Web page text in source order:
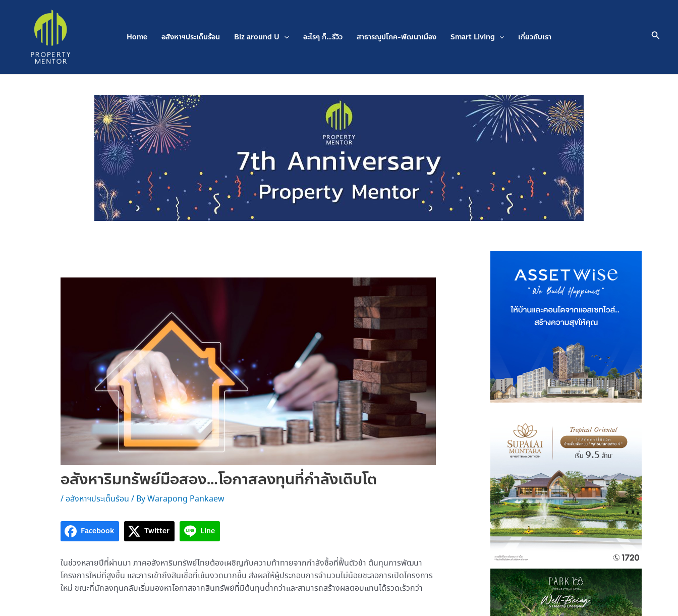
Home อสังหาฯประเด็นร้อน Biz around U อะไรๆ ก็…รีวิว สาธารณูปโภค-พัฒนาเมือง Smart Living เกี่ยวกับเรา
อสังหาริมทรัพย์มือสอง…โอกาสลงทุนที่กำลังเติบโต
/ อสังหาฯประเด็นร้อน / ByWarapong Pankaew
Facebook Twitter Line
ในช่วงหลายปีที่ผ่านมา ภาคอสังหาริมทรัพย์ไทยต้องเผชิญกับความท้าทายจากกำลังซื้อที่ฟื้นตัวช้า ต้นทุนการพัฒนา
โครงการใหม่ที่สูงขึ้น และการเข้าถึงสินเชื่อที่เข้มงวดมากขึ้น ส่งผลให้ผู้ประกอบการจำนวนไม่น้อยชะลอการเปิดโครงการ
ใหม่ ขณะที่นักลงทุนกลับเริ่มมองหาโอกาสจากสินทรัพย์ที่มีต้นทุนต่ำกว่าและสามารถสร้างผลตอบแทนได้รวดเร็วกว่า
navigation